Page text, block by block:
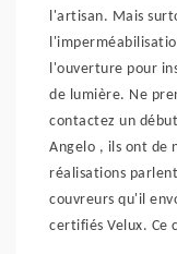
l'artisan. Mais
l'ouverture pour
de lumière. Ne
contactez un
Angelo , ils ont de
réalisations
couvreurs qu'il
certifiés Velux.